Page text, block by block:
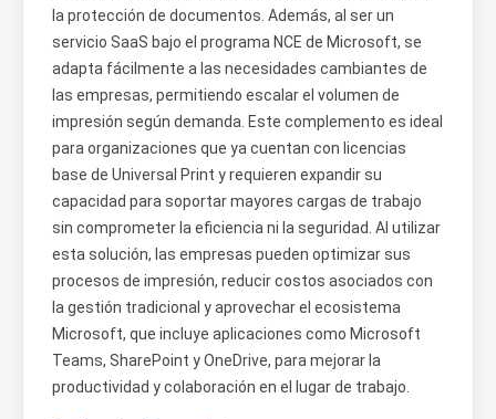
la protección de documentos. Además, al ser un
servicio SaaS bajo el programa NCE de Microsoft, se
adapta fácilmente a las necesidades cambiantes de
las empresas, permitiendo escalar el volumen de
impresión según demanda. Este complemento es ideal
para organizaciones que ya cuentan con licencias
base de Universal Print y requieren expandir su
capacidad para soportar mayores cargas de trabajo
sin comprometer la eficiencia ni la seguridad. Al utilizar
esta solución, las empresas pueden optimizar sus
procesos de impresión, reducir costos asociados con
la gestión tradicional y aprovechar el ecosistema
Microsoft, que incluye aplicaciones como Microsoft
Teams, SharePoint y OneDrive, para mejorar la
productividad y colaboración en el lugar de trabajo.